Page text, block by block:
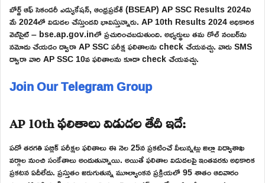
బోర్డ్ ఆఫ్ సెకండరీ ఎడ్యుకేషన్, ఆంధ్రప్రదేశ్ (BSEAP) AP SSC Results 2024ని
మే 2024లో విడుదల చేస్తుందని భావిస్తున్నారు. AP 10th Results 2024 అధికారిక
వెబ్‌సైట్ – bse.ap.gov.inలో ప్రచురించబడుతుంది. అభ్యర్థులు తమ రోల్ నంబర్‌ను
నమోదు చేయడం ద్వారా AP SSC పరీక్ష ఫలితాలను check చేయవచ్చు. వారు SMS
ద్వారా వారి AP SSC 10వ ఫలితాలను కూడా check చేయవచ్చు.
Join Our Telegram Group
AP 10th ఫలితాలు విడుదల తేదీ ఇదే:
పదో తరగతి పబ్లిక్ పరీక్షల ఫలితాలు ఈ నెల 25న ప్రకటించే వీలున్నట్లు జిల్లా విద్యాశాఖ
వర్గాల నుంచి సంకేతాలు అందుతున్నాయి. అయితే ఫలితాల విడుదలపై ఇంతవరకు అధికారిక
ప్రకటన ఏదీలేదు. ప్రస్తుతం జరుగుతున్న మూల్యాంకన ప్రక్రియలో 95 శాతం ఆదివారం